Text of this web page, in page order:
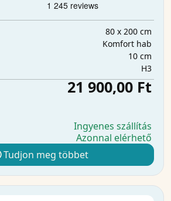
80 x 200 cm
Komfort hab
10 cm
H3
21 900,00 Ft
Ingyenes szállítás
Azonnal elérhető
Tudjon meg többet